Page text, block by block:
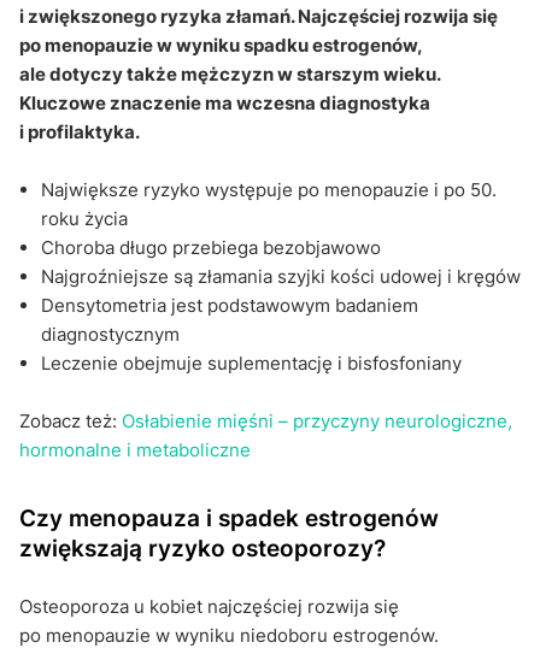
i zwiększonego ryzyka złamań. Najczęściej rozwija się
po menopauzie w wyniku spadku estrogenów,
ale dotyczy także mężczyzn w starszym wieku.
Kluczowe znaczenie ma wczesna diagnostyka
i profilaktyka.
Największe ryzyko występuje po menopauzie i po 50.
roku życia
Choroba długo przebiega bezobjawowo
Najgroźniejsze są złamania szyjki kości udowej i kręgów
Densytometria jest podstawowym badaniem
diagnostycznym
Leczenie obejmuje suplementację i bisfosfoniany
Zobacz też: Osłabienie mięśni – przyczyny neurologiczne,
hormonalne i metaboliczne
Czy menopauza i spadek estrogenów
zwiększają ryzyko osteoporozy?
Osteoporoza u kobiet najczęściej rozwija się
po menopauzie w wyniku niedoboru estrogenów.